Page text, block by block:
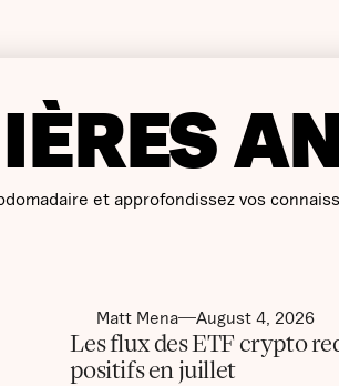
et approfondissez vos
Matt Mena August 4, 2026
Les flux des ETF crypto
positifs en juillet